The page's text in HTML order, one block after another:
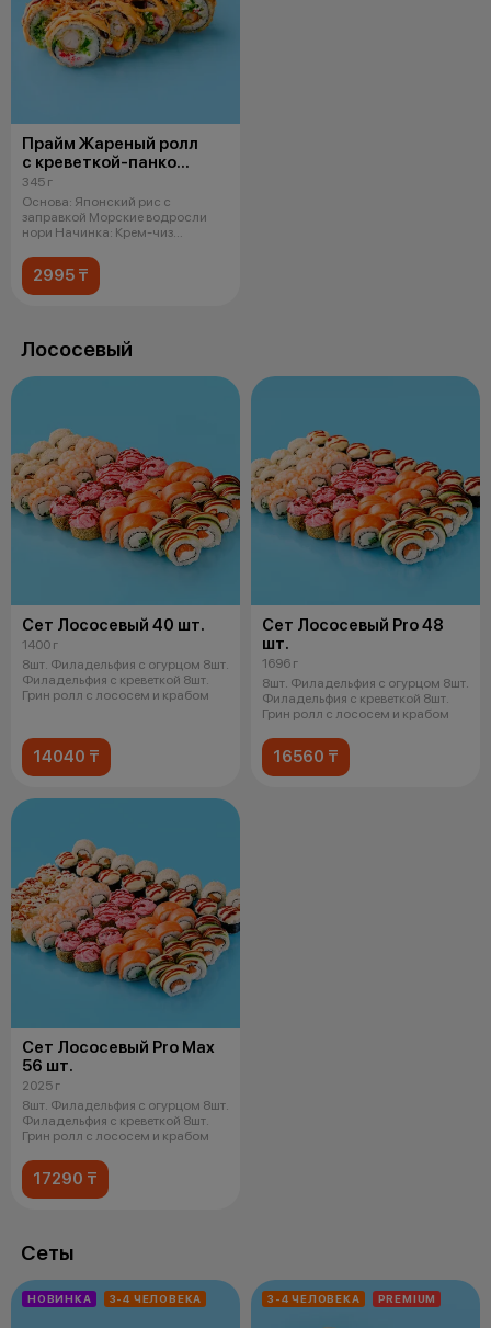
Прайм Жареный ролл
с креветкой-панко
и чукой
345 г
Основа: Японский рис с
заправкой Морские водросли
нори Начинка: Крем-чиз
2995 ₸
Лососевый
Сет Лососевый 40 шт.
1400 г
8шт. Филадельфия с огурцом 8шт.
Филадельфия с креветкой 8шт.
Грин ролл с лососем и крабом
14040 ₸
Сет Лососевый Pro 48
шт.
1696 г
8шт. Филадельфия с огурцом 8шт.
Филадельфия с креветкой 8шт.
Грин ролл с лососем и крабом
16560 ₸
Сет Лососевый Pro Max
56 шт.
2025 г
8шт. Филадельфия с огурцом 8шт.
Филадельфия с креветкой 8шт.
Грин ролл с лососем и крабом
17290 ₸
Сеты
НОВИНКА 3-4 ЧЕЛОВЕКА 3-4 ЧЕЛОВЕКА PREMIUM